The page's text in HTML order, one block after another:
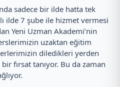
sadece bir ilde hatta tek
ilde 7 şube ile hizmet vermesi
Yeni Uzman Akademi’nin
uzaktan eğitim
diledikleri yerden
fırsat tanıyor. Bu da zaman